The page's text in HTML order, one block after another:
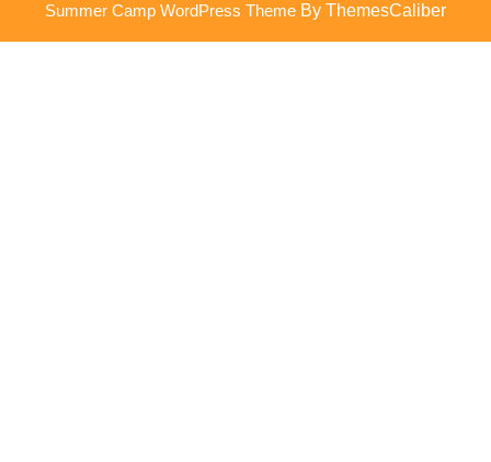
Summer Camp WordPress Theme By ThemesCaliber